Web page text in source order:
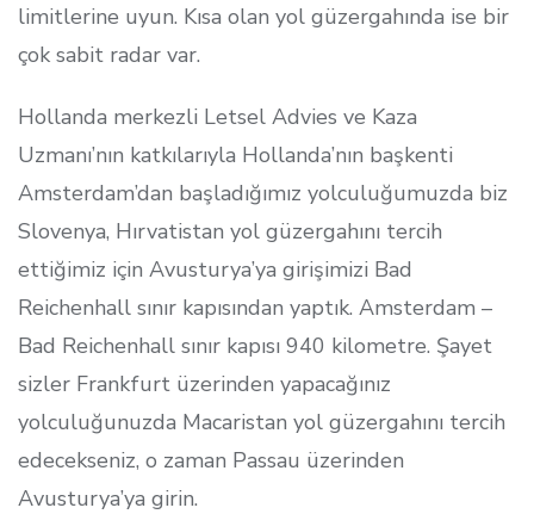
limitlerine uyun. Kısa olan yol güzergahında ise bir
çok sabit radar var.
Hollanda merkezli Letsel Advies ve Kaza
Uzmanı’nın katkılarıyla Hollanda’nın başkenti
Amsterdam’dan başladığımız yolculuğumuzda biz
Slovenya, Hırvatistan yol güzergahını tercih
ettiğimiz için Avusturya’ya girişimizi Bad
Reichenhall sınır kapısından yaptık. Amsterdam –
Bad Reichenhall sınır kapısı 940 kilometre. Şayet
sizler Frankfurt üzerinden yapacağınız
yolculuğunuzda Macaristan yol güzergahını tercih
edecekseniz, o zaman Passau üzerinden
Avusturya’ya girin.